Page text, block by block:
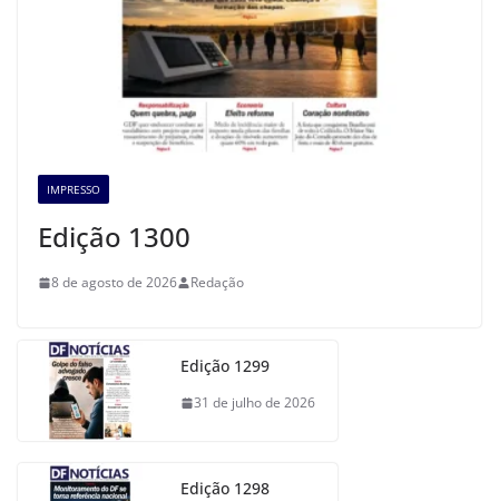
IMPRESSO
Edição 1300
8 de agosto de 2026 Redação
Edição 1299
31 de julho de 2026
Edição 1298